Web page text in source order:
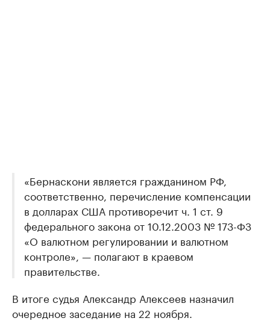
«Бернаскони является гражданином РФ,
соответственно, перечисление компенсации
в долларах США противоречит ч. 1 ст. 9
федерального закона от 10.12.2003 № 173-ФЗ
«О валютном регулировании и валютном
контроле», — полагают в краевом
правительстве.
В итоге судья Александр Алексеев назначил
очередное заседание на 22 ноября.